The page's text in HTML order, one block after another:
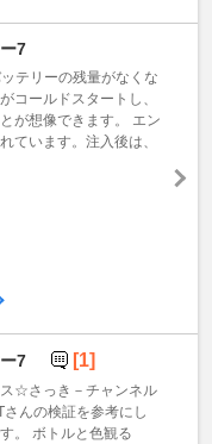
7
テリーの残量がなくな
コールドスタートし、
が想像できます。 エン
ています。注入後は、
7 [1]
☆さっき－チャンネル
んの検証を参考にし
。 ボトルと色観る